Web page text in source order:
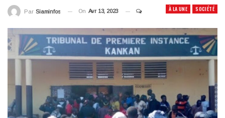
À LA UNE SOCIÉTÉ
Par Siaminfos On Avr 13, 2023